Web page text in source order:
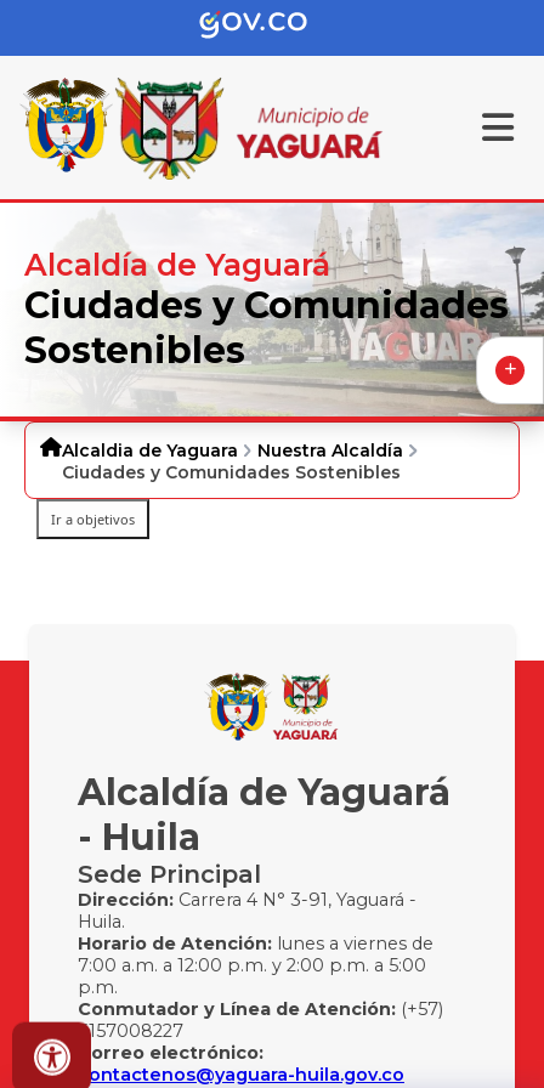
Alcaldía de Yaguará
Ciudades y Comunidades
Sostenibles
Alcaldia de Yaguara
Nuestra Alcaldía
Ciudades y Comunidades Sostenibles
Alcaldía de Yaguará
- Huila
Sede Principal
Dirección: Carrera 4 N° 3-91, Yaguará -
Huila.
Horario de Atención: lunes a viernes de
7:00 a.m. a 12:00 p.m. y 2:00 p.m. a 5:00
p.m.
Conmutador y Línea de Atención: (+57)
3157008227
Correo electrónico:
contactenos@yaguara-huila.gov.co